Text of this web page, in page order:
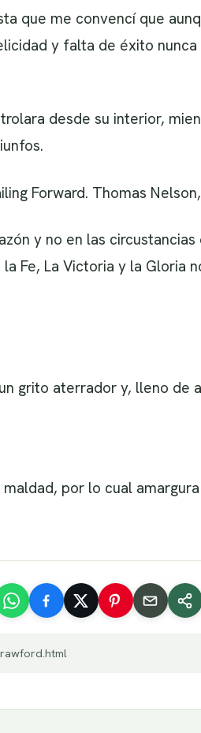
que me convencí que
y falta de éxito nunca
desde su interior,
Forward. Thomas
y no en las
Fe, La Victoria y la Gloria
grito aterrador y, lleno de
por lo cual